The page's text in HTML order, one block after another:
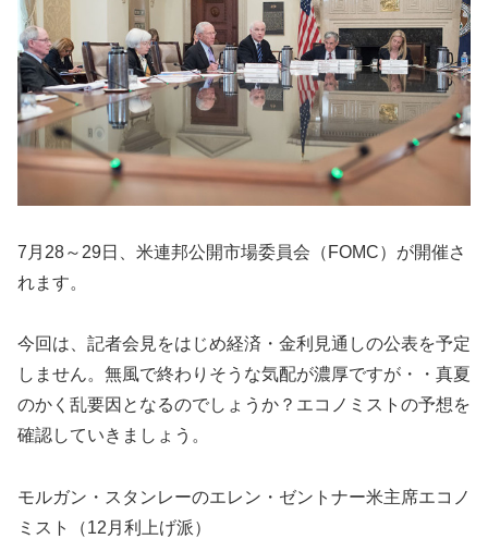
7月28～29日、米連邦公開市場委員会（FOMC）が開催さ
れます。
今回は、記者会見をはじめ経済・金利見通しの公表を予定
しません。無風で終わりそうな気配が濃厚ですが・・真夏
のかく乱要因となるのでしょうか？エコノミストの予想を
確認していきましょう。
モルガン・スタンレーのエレン・ゼントナー米主席エコノ
ミスト（12月利上げ派）